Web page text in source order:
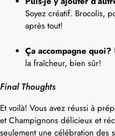
Soyez créatif. Brocolis,
après tout!
Ça accompagne quoi?
la fraîcheur, bien sûr!
Final Thoughts
Et voilà! Vous avez réussi à
et Champignons délicieux et
seulement une célébration des